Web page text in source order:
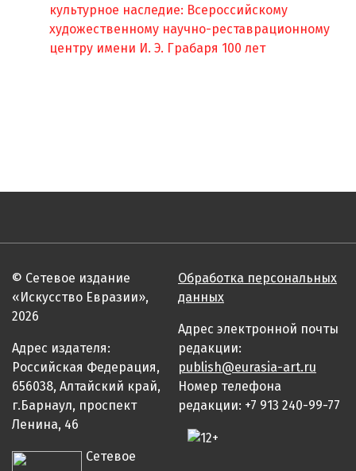
культурное наследие: Всероссийскому
художественному научно-реставрационному
центру имени И. Э. Грабаря 100 лет
© Сетевое издание
«Искусство Евразии»,
2026
Адрес издателя:
Российская Федерация,
656038, Алтайский край,
г.Барнаул, проспект
Ленина, 46
Сетевое
Обработка персональных
данных
Адрес электронной почты
редакции:
publish@eurasia-art.ru
Номер телефона
редакции: +7 913 240-99-77